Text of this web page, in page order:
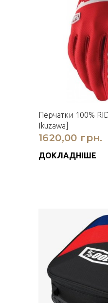
Перчатки 100%
Ikuzawa]
1620,00 грн.
ДОКЛАДНІШЕ